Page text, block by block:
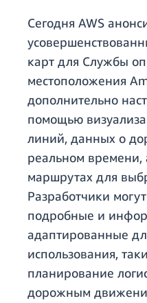
Сегодня AWS
карт для Службы
местоположения
дополнительно
помощью
линий, данных о
реальном
маршрутах для
Разработчики
подробные и
адаптированные
использования,
планирование
дорожным